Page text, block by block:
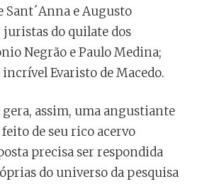
Sant´Anna e Augusto
do quilate dos
Negrão e Paulo Medina;
Evaristo de Macedo.
assim, uma angustiante
feito de seu rico acervo
precisa ser respondida
do universo da pesquisa